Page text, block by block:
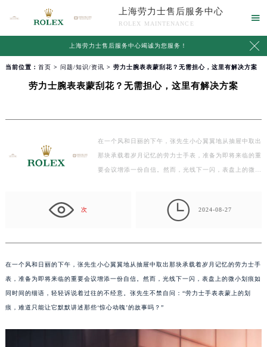
上海劳力士售后服务中心
ROLEX MAINTENANCE

上海劳力士售后服务中心竭诚为您服务！ 
当前位置： 首页 > 问题/知识/资讯 > 劳力士腕表表蒙刮花？无需担心，这里有解决方案
劳力士腕表表蒙刮花？无需担心，这里有解决方案
在一个风和日丽的下午，张先生小心翼翼地从抽屉中取出
那块承载着岁月记忆的劳力士手表，准备为即将来临的重
要会议增添一份自信。然而，光线下一闪，表盘上的微
次  2024-08-27
在一个风和日丽的下午，张先生小心翼翼地从抽屉中取出那块承载着岁月记忆的劳力士手
表，准备为即将来临的重要会议增添一份自信。然而，光线下一闪，表盘上的微小划痕如
同时间的细语，轻轻诉说着过往的不经意。张先生不禁自问：“劳力士手表表蒙上的划
痕，难道只能让它默默讲述那些‘惊心动魄’的故事吗？”